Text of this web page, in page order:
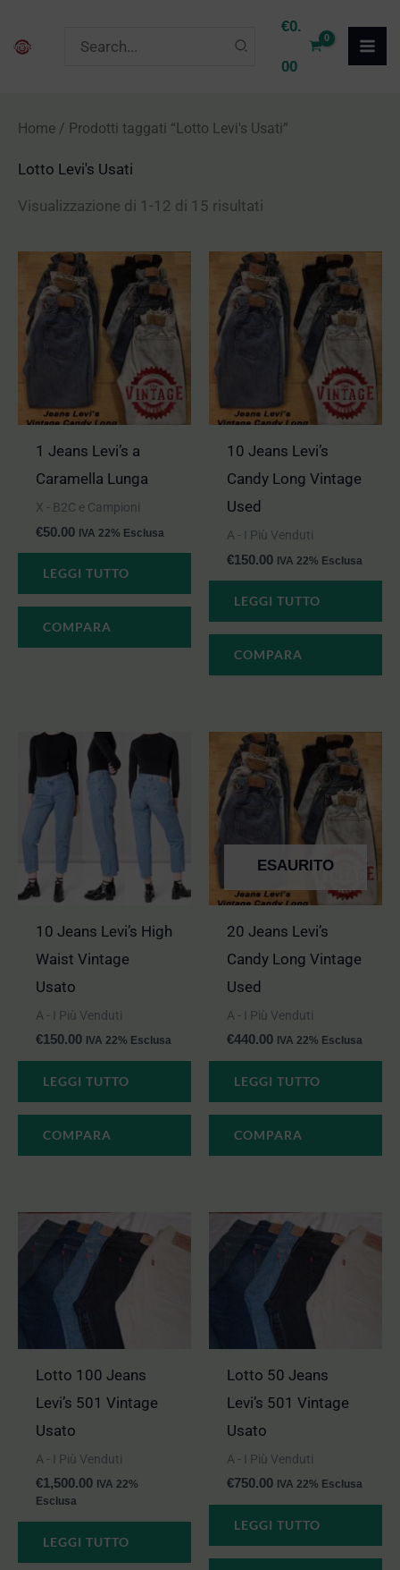
per:
€0.
00
Home / Prodotti taggati “Lotto Levi's Usati”
Lotto Levi's Usati
Visualizzazione di 1-12 di 15 risultati
1 Jeans Levi’s a
Caramella Lunga
X - B2C e Campioni
€50.00 IVA 22% Esclusa
LEGGI TUTTO
COMPARA
10 Jeans Levi’s
Candy Long Vintage
Used
A - I Più Venduti
€150.00 IVA 22% Esclusa
LEGGI TUTTO
COMPARA
10 Jeans Levi’s High
Waist Vintage
Usato
A - I Più Venduti
€150.00 IVA 22% Esclusa
LEGGI TUTTO
COMPARA
ESAURITO
20 Jeans Levi’s
Candy Long Vintage
Used
A - I Più Venduti
€440.00 IVA 22% Esclusa
LEGGI TUTTO
COMPARA
Lotto 100 Jeans
Levi’s 501 Vintage
Usato
A - I Più Venduti
€1,500.00 IVA 22%
Esclusa
LEGGI TUTTO
Lotto 50 Jeans
Levi’s 501 Vintage
Usato
A - I Più Venduti
€750.00 IVA 22% Esclusa
LEGGI TUTTO